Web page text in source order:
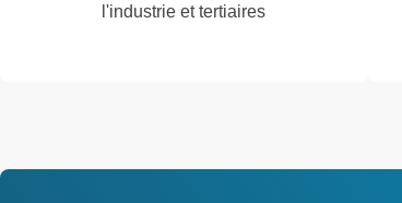
l'industrie et tertiaires